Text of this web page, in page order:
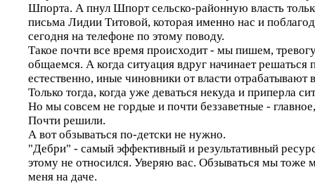
Шпорта. А пнул Шпорт сельско-районную власть
письма Лидии Титовой, которая именно нас и
сегодня на телефоне по этому поводу.
Такое почти все время происходит - мы пишем,
общаемся. А когда ситуация вдруг начинает решаться
естественно, иные чиновники от власти
Только тогда, когда уже деваться некуда и приперла
Но мы совсем не гордые и почти беззаветные -
Почти решили.
А вот обзываться по-детски не нужно.
"Дебри" - самый эффективный и результативный
этому не относился. Уверяю вас. Обзываться мы тоже
меня на даче.